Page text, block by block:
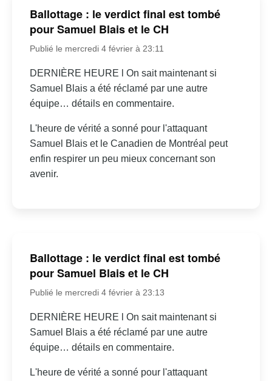
Ballottage : le verdict final est tombé
pour Samuel Blais et le CH
Publié le mercredi 4 février à 23:11
DERNIÈRE HEURE l On sait maintenant si
Samuel Blais a été réclamé par une autre
équipe… détails en commentaire.
L'heure de vérité a sonné pour l'attaquant
Samuel Blais et le Canadien de Montréal peut
enfin respirer un peu mieux concernant son
avenir.
Ballottage : le verdict final est tombé
pour Samuel Blais et le CH
Publié le mercredi 4 février à 23:13
DERNIÈRE HEURE l On sait maintenant si
Samuel Blais a été réclamé par une autre
équipe… détails en commentaire.
L'heure de vérité a sonné pour l'attaquant